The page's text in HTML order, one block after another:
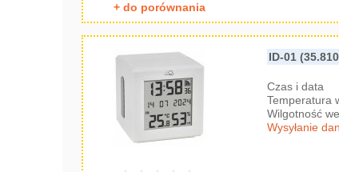
+ do porównania
ID-01
Czas i data
Temperatura
Wilgotność
Wysyłanie